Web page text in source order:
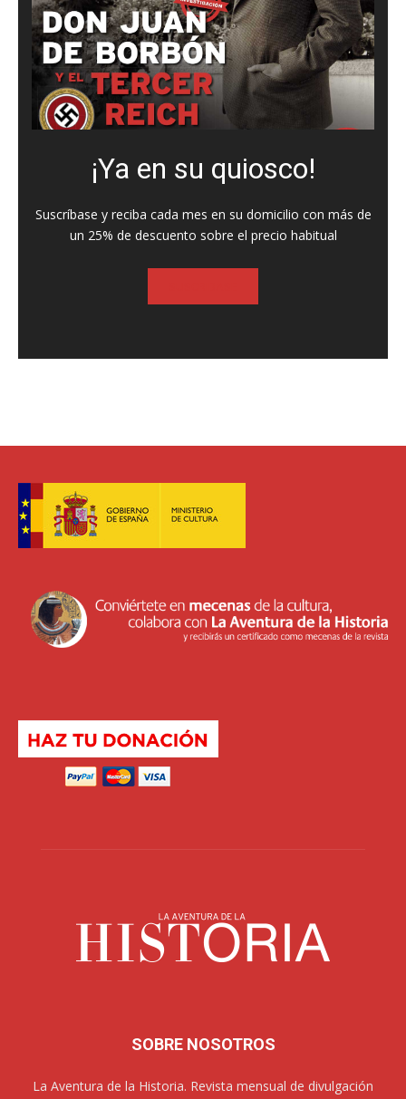
¡Ya en su quiosco!
Suscríbase y reciba cada mes en su domicilio con más de
un 25% de descuento sobre el precio habitual
SOBRE NOSOTROS
La Aventura de la Historia. Revista mensual de divulgación